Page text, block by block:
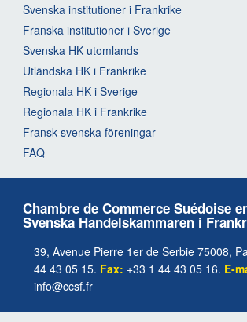
Svenska institutioner i Frankrike
Franska institutioner i Sverige
Svenska HK utomlands
Utländska HK i Frankrike
Regionala HK i Sverige
Regionala HK i Frankrike
Fransk-svenska föreningar
FAQ
Chambre de Commerce Suédoise
Svenska Handelskammaren i
39, Avenue Pierre 1er de Serbie 75008,
44 43 05 15. Fax: +33 1 44 43 05 16. E-
info@ccsf.fr